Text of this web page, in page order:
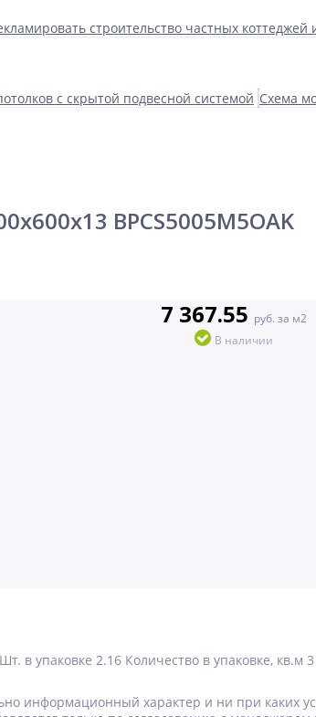
строительство частных коттеджей
с скрытой подвесной системой Схема
BPCS5005M5OAK
7 367.55 руб. за м2
В наличии
Шт. в упаковке 2.16 Количество в упаковке, кв.м 3
информационный характер и ни при каких